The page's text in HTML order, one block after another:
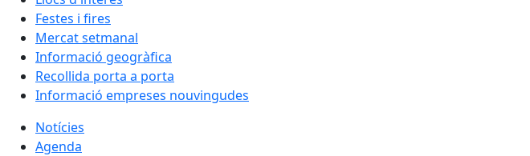
Festes i fires
Mercat setmanal
Informació geogràfica
Recollida porta a porta
Informació empreses nouvingudes
Notícies
Agenda